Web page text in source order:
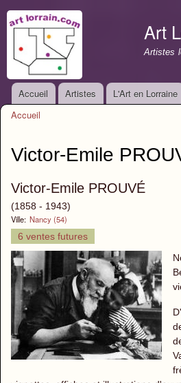
Art
Artistes
Menu principal
Accueil Artistes L'Art en Lorraine
Accueil
Victor-Emile
Victor-Emile PROUVÉ
(1858 - 1943)
Ville: Nancy (54)
6 ventes futures